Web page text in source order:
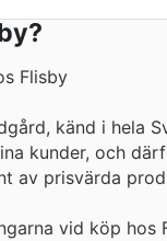
Flisby
känd i hela
kunder, och
av prisvärda
vid köp